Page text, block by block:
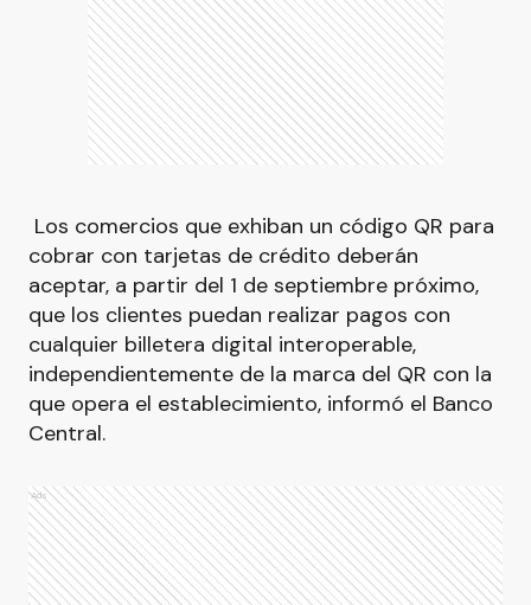
Los comercios que exhiban un código QR para
cobrar con tarjetas de crédito deberán
aceptar, a partir del 1 de septiembre próximo,
que los clientes puedan realizar pagos con
cualquier billetera digital interoperable,
independientemente de la marca del QR con la
que opera el establecimiento, informó el Banco
Central.
Ads